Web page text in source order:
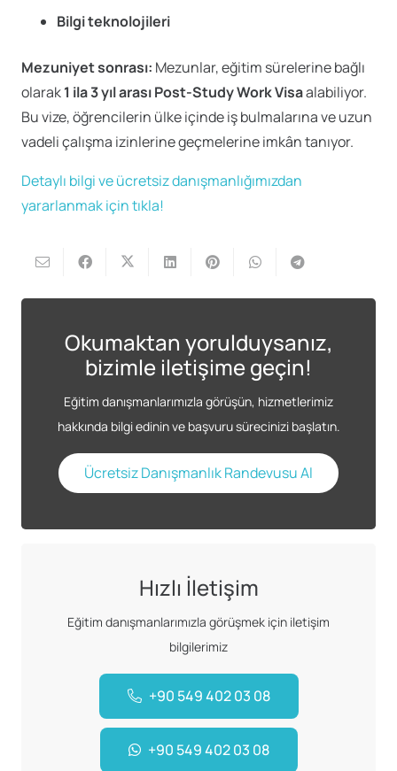
Bilgi teknolojileri
Mezuniyet sonrası: Mezunlar, eğitim sürelerine bağlı
olarak1 ila 3 yıl arası Post-Study Work Visaalabiliyor.
Bu vize, öğrencilerin ülke içinde iş bulmalarına ve uzun
vadeli çalışma izinlerine geçmelerine imkân tanıyor.
Detaylı bilgi ve ücretsiz danışmanlığımızdan
yararlanmak için tıkla!
Okumaktan yorulduysanız,
bizimle iletişime geçin!
Eğitim danışmanlarımızla görüşün, hizmetlerimiz
hakkında bilgi edinin ve başvuru sürecinizi başlatın.
Ücretsiz Danışmanlık Randevusu Al
Hızlı İletişim
Eğitim danışmanlarımızla görüşmek için iletişim
bilgilerimiz
+90 549 402 03 08
+90 549 402 03 08